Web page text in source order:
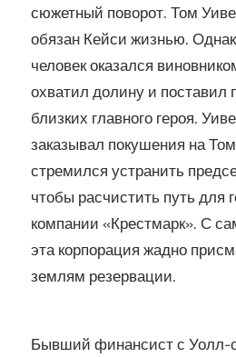
сюжетный поворот. Том
обязан Кейси жизнью.
человек оказался
охватил долину и поставил
близких главного героя.
заказывал покушения на
стремился устранить
чтобы расчистить путь
компании «Крестмарк». С
эта корпорация жадно
землям резервации.
Бывший финансист с Уолл-